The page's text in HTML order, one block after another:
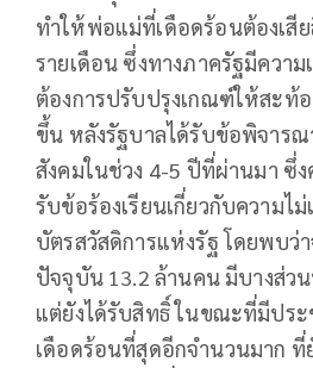
ทำให้พ่อแม่ที่เดือดร้อนต้องเสี
รายเดือน ซึ่งทางภาครัฐมีควา
ต้องการปรับปรุงเกณฑ์ให้สะท้
ขึ้น หลังรัฐบาลได้รับข้อพิจารณ
สังคมในช่วง 4-5 ปีที่ผ่านมา ซึ่
รับข้อร้องเรียนเกี่ยวกับความไ
บัตรสวัสดิการแห่งรัฐ โดยพบว่
ปัจจุบัน 13.2 ล้านคน มีบางส่ว
แต่ยังได้รับสิทธิ์ ในขณะที่มีปร
เดือดร้อนที่สุดอีกจำนวนมาก ที่